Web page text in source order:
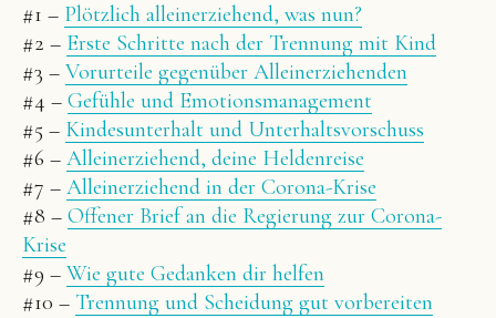
#1 – Plötzlich alleinerziehend, was nun?
#2 – Erste Schritte nach der Trennung mit Kind
#3 – Vorurteile gegenüber Alleinerziehenden
#4 – Gefühle und Emotionsmanagement
#5 – Kindesunterhalt und Unterhaltsvorschuss
#6 – Alleinerziehend, deine Heldenreise
#7 – Alleinerziehend in der Corona-Krise
#8 – Offener Brief an die Regierung zur Corona-
Krise
#9 – Wie gute Gedanken dir helfen
#10 – Trennung und Scheidung gut vorbereiten